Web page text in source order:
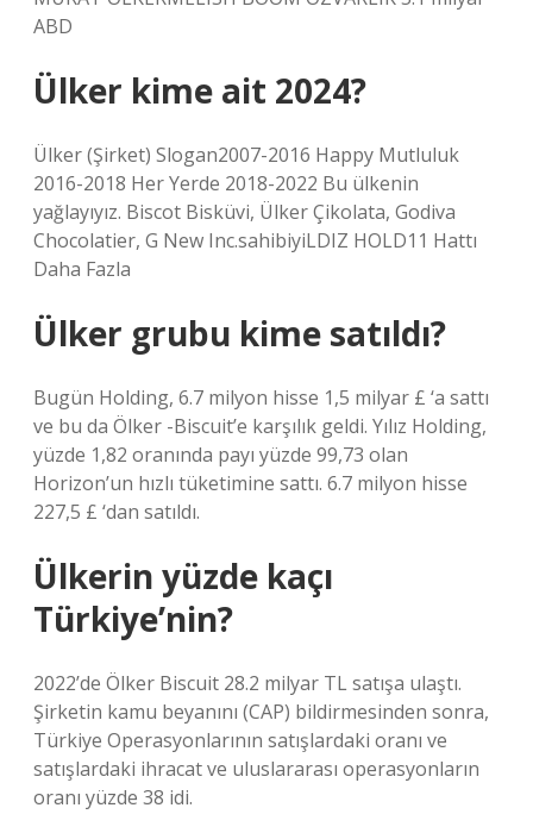
ABD
Ülker kime ait 2024?
Ülker (Şirket) Slogan2007-2016 Happy Mutluluk
2016-2018 Her Yerde 2018-2022 Bu ülkenin
yağlayıyız. Biscot Bisküvi, Ülker Çikolata, Godiva
Chocolatier, G New Inc.sahibiyiLDIZ HOLD11 Hattı
Daha Fazla
Ülker grubu kime satıldı?
Bugün Holding, 6.7 milyon hisse 1,5 milyar £ ‘a sattı
ve bu da Ölker -Biscuit’e karşılık geldi. Yılız Holding,
yüzde 1,82 oranında payı yüzde 99,73 olan
Horizon’un hızlı tüketimine sattı. 6.7 milyon hisse
227,5 £ ‘dan satıldı.
Ülkerin yüzde kaçı
Türkiye’nin?
2022’de Ölker Biscuit 28.2 milyar TL satışa ulaştı.
Şirketin kamu beyanını (CAP) bildirmesinden sonra,
Türkiye Operasyonlarının satışlardaki oranı ve
satışlardaki ihracat ve uluslararası operasyonların
oranı yüzde 38 idi.